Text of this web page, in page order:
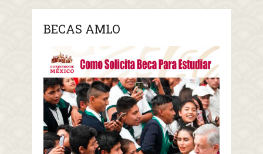
BECAS AMLO